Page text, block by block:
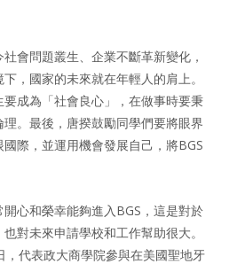
會問題叢生、企業不斷革新變化，
，國家的未來就在年輕人的肩上。
成為「社會良心」，在做事時要秉
。最後，唐揆鼓勵同學們要將眼界
際，並運用機會發展自己，將BGS
心和榮幸能夠進入BGS，這是對於
對未來申請學校和工作幫助很大。
，代表政大商學院參與在美國聖地牙